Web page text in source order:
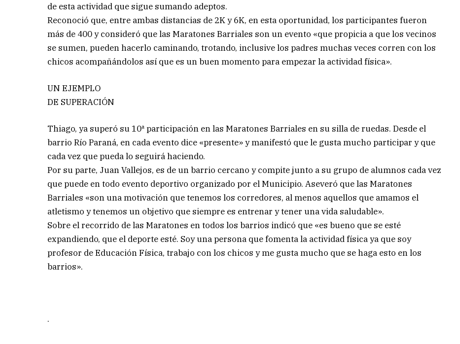
de esta actividad que sigue sumando adeptos.
Reconoció que, entre ambas distancias de 2K y 6K, en esta oportunidad, los participantes fueron
más de 400 y consideró que las Maratones Barriales son un evento «que propicia a que los vecinos
se sumen, pueden hacerlo caminando, trotando, inclusive los padres muchas veces corren con los
chicos acompañándolos así que es un buen momento para empezar la actividad física».
UN EJEMPLO
DE SUPERACIÓN
Thiago, ya superó su 10ª participación en las Maratones Barriales en su silla de ruedas. Desde el
barrio Río Paraná, en cada evento dice «presente» y manifestó que le gusta mucho participar y que
cada vez que pueda lo seguirá haciendo.
Por su parte, Juan Vallejos, es de un barrio cercano y compite junto a su grupo de alumnos cada vez
que puede en todo evento deportivo organizado por el Municipio. Aseveró que las Maratones
Barriales «son una motivación que tenemos los corredores, al menos aquellos que amamos el
atletismo y tenemos un objetivo que siempre es entrenar y tener una vida saludable».
Sobre el recorrido de las Maratones en todos los barrios indicó que «es bueno que se esté
expandiendo, que el deporte esté. Soy una persona que fomenta la actividad física ya que soy
profesor de Educación Física, trabajo con los chicos y me gusta mucho que se haga esto en los
barrios».
.